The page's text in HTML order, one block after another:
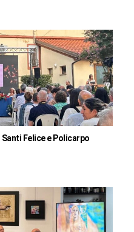
Felice e Policarpo